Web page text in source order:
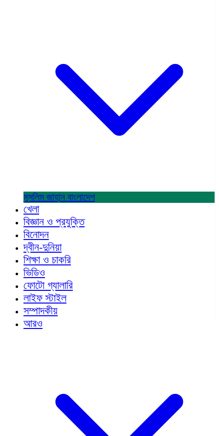
মুসলিম জাহান বাংলাদেশ
খেলা
বিজ্ঞান ও প্রযুক্তি
বিনোদন
দ্বীন-দুনিয়া
শিক্ষা ও চাকরি
ভিডিও
ফোটো গ্যালারি
লাইফ স্টাইল
সম্পাদকীয়
আরও